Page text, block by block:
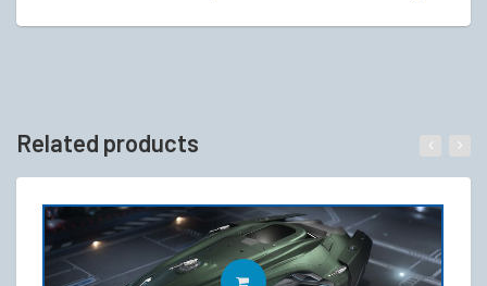
Related products
IN DEN WARENKORB